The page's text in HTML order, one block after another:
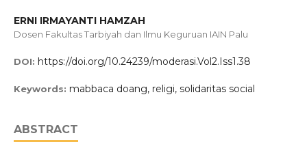
ERNI IRMAYANTI HAMZAH
Dosen Fakultas Tarbiyah dan Ilmu Keguruan IAIN Palu
DOI: https://doi.org/10.24239/moderasi.Vol2.Iss1.38
Keywords: mabbaca doang, religi, solidaritas social
ABSTRACT